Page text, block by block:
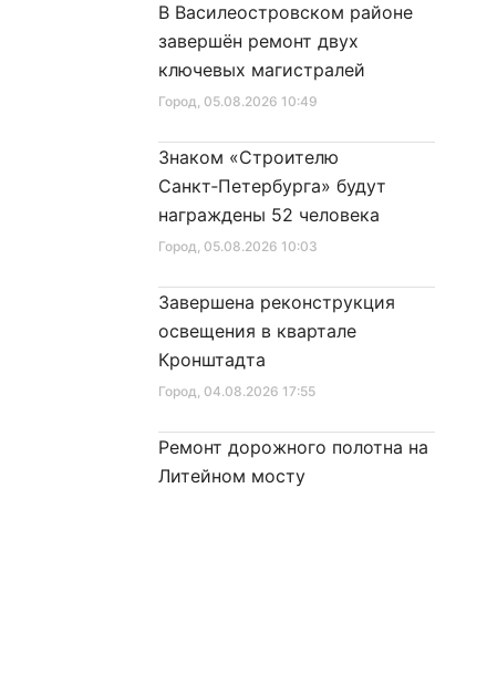
Город, 05.08.2026 10:49
В Василеостровском районе
завершён ремонт двух
ключевых магистралей
Город, 05.08.2026 10:03
Знаком «Строителю
Санкт‑Петербурга» будут
награждены 52 человека
Город, 04.08.2026 17:55
Завершена реконструкция
освещения в квартале
Кронштадта
Ремонт дорожного полотна на
Литейном мосту